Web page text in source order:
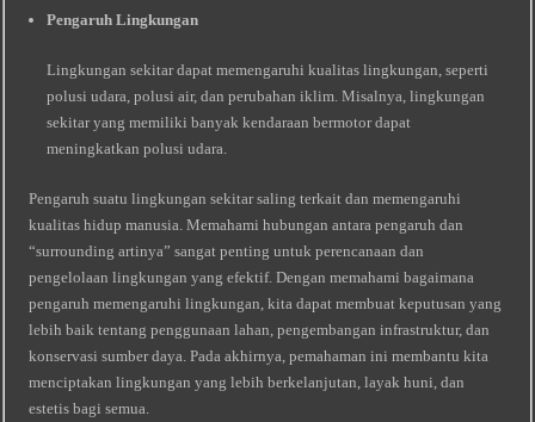
Pengaruh Lingkungan
Lingkungan sekitar dapat memengaruhi kualitas lingkungan, seperti
polusi udara, polusi air, dan perubahan iklim. Misalnya, lingkungan
sekitar yang memiliki banyak kendaraan bermotor dapat
meningkatkan polusi udara.
Pengaruh suatu lingkungan sekitar saling terkait dan memengaruhi
kualitas hidup manusia. Memahami hubungan antara pengaruh dan
“surrounding artinya” sangat penting untuk perencanaan dan
pengelolaan lingkungan yang efektif. Dengan memahami bagaimana
pengaruh memengaruhi lingkungan, kita dapat membuat keputusan yang
lebih baik tentang penggunaan lahan, pengembangan infrastruktur, dan
konservasi sumber daya. Pada akhirnya, pemahaman ini membantu kita
menciptakan lingkungan yang lebih berkelanjutan, layak huni, dan
estetis bagi semua.